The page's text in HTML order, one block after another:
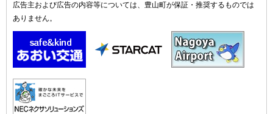
広告主および広告の内容等については、豊山町が保証・推奨するものでは
ありません。